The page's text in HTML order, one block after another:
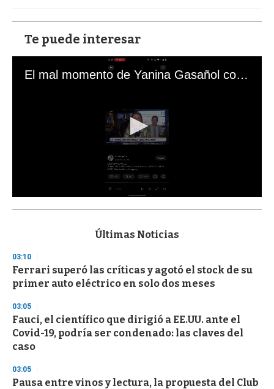
Te puede interesar
El mal momento de Yanina Gasañol con un hincha argentino en "Subrayado"
s
d
s
o
f
3
s
e
c
o
d
s
Últimas Noticias
03:10
Ferrari superó las críticas y agotó el stock de su
primer auto eléctrico en solo dos meses
03:05
Fauci, el científico que dirigió a EE.UU. ante el
Covid-19, podría ser condenado: las claves del
caso
03:05
Pausa entre vinos y lectura, la propuesta del Club